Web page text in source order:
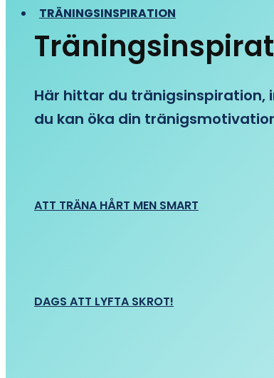
TRÄNINGSINSPIRATION
Här hittar du tränigsinspiration,
du kan öka din
ATT TRÄNA HÅRT MEN SMART
DAGS ATT LYFTA SKROT!